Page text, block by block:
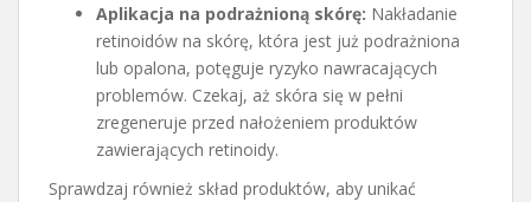
Aplikacja na podrażnioną skórę: Nakładanie
retinoidów na skórę, która jest już podrażniona
lub opalona, potęguje ryzyko nawracających
problemów. Czekaj, aż skóra się w pełni
zregeneruje przed nałożeniem produktów
zawierających retinoidy.
Sprawdzaj również skład produktów, aby unikać